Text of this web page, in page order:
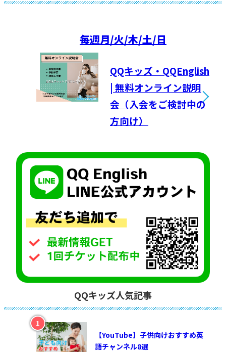
毎週月/火/木/土/日
QQキッズ・QQEnglish
| 無料オンライン説明
会（入会をご検討中の
方向け）
QQキッズ人気記事
【YouTube】子供向けおすすめ英
語チャンネル8選